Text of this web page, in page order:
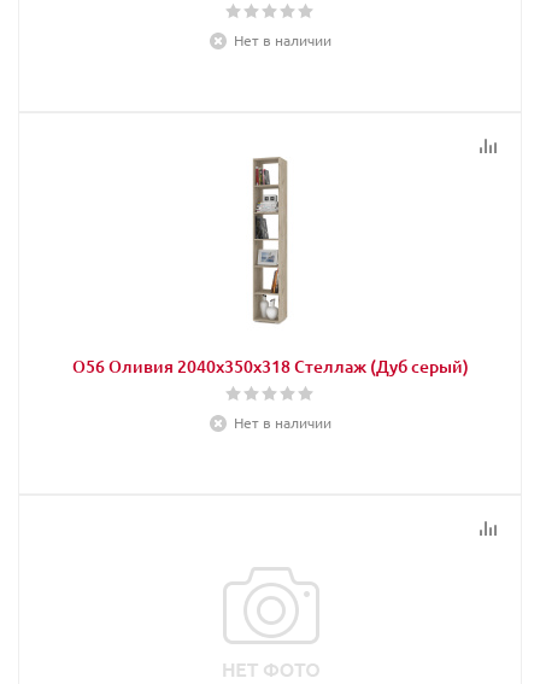
Нет в наличии
О56 Оливия 2040х350х318 Стеллаж (Дуб серый)
Нет в наличии